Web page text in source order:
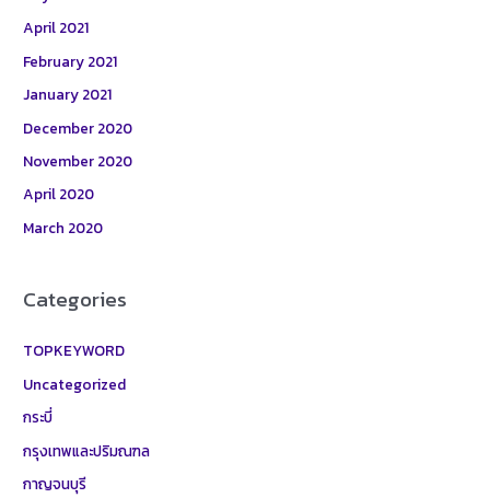
April 2021
February 2021
January 2021
December 2020
November 2020
April 2020
March 2020
Categories
TOPKEYWORD
Uncategorized
กระบี่
กรุงเทพและปริมณฑล
กาญจนบุรี